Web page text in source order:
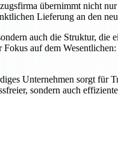
übernimmt nicht
Lieferung an den
auch die Struktur, die
auf dem Wesentlichen:
Unternehmen sorgt für
sondern auch